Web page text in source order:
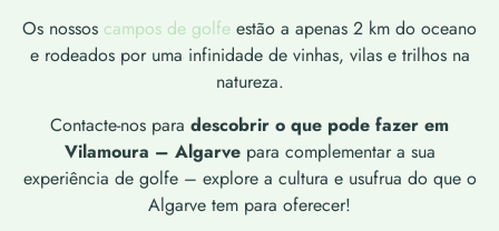
Os nossos campos de golfe estão a apenas 2 km do oceano
e rodeados por uma infinidade de vinhas, vilas e trilhos na
natureza.
Contacte-nos para descobrir o que pode fazer em
Vilamoura – Algarvepara complementar a sua
experiência de golfe – explore a cultura e usufrua do que o
Algarve tem para oferecer!